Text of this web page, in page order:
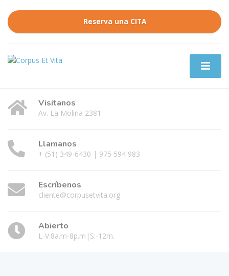
Reserva una CITA
Visitanos
Av. La Molina 2381
Llamanos
+ (51) 349-6430 | 975 594 983
Escríbenos
cliente@corpusetvita.org
Abierto
L-V:8a.m-8p.m|S:-12m.